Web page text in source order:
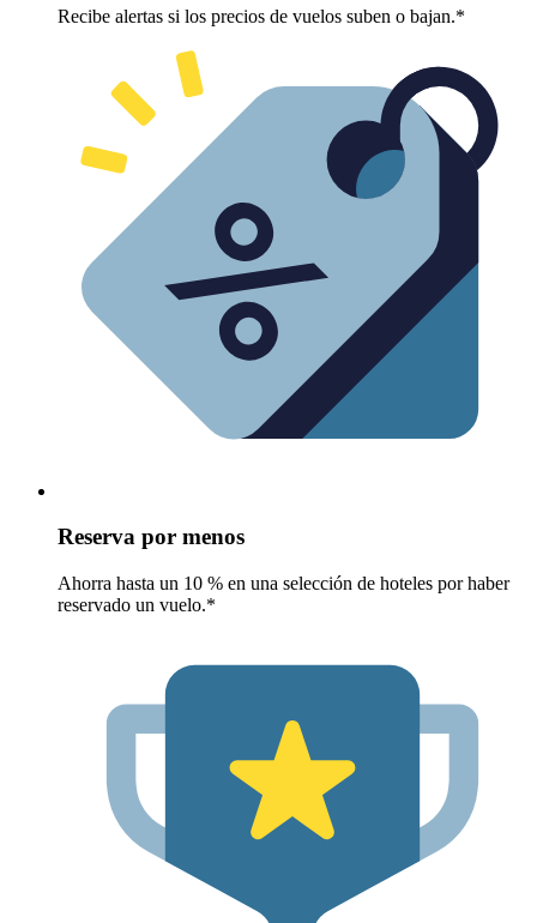
Recibe alertas si los precios de vuelos suben o bajan.*
Reserva por menos
Ahorra hasta un 10 % en una selección de hoteles por haber
reservado un vuelo.*